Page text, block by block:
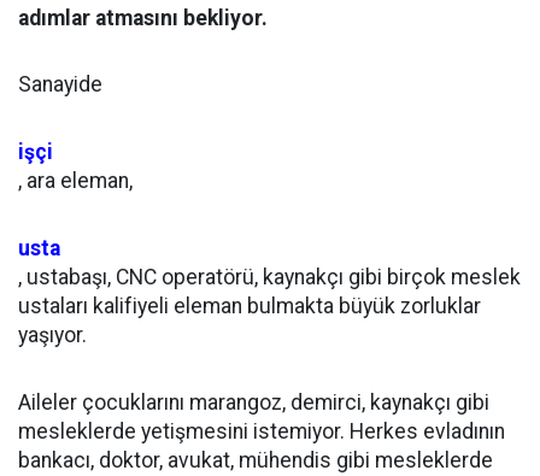
adımlar atmasını bekliyor.
Sanayide
işçi
, ara eleman,
usta
, ustabaşı, CNC operatörü, kaynakçı gibi birçok meslek
ustaları kalifiyeli eleman bulmakta büyük zorluklar
yaşıyor.
Aileler çocuklarını marangoz, demirci, kaynakçı gibi
mesleklerde yetişmesini istemiyor. Herkes evladının
bankacı, doktor, avukat, mühendis gibi mesleklerde